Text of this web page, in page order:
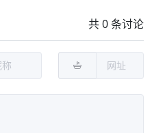
共 0 条讨论